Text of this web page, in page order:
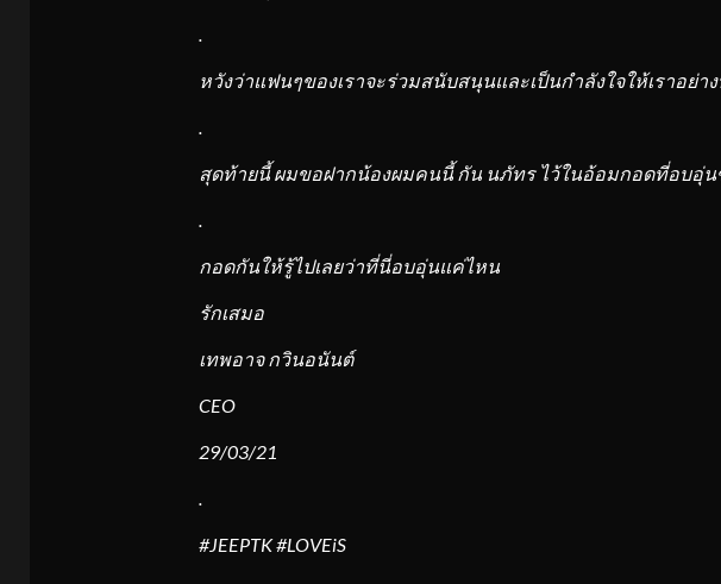
.
หวังว่าแฟนๆของเราจะร่วมสนับสนุนและเป็นกำลังใจให้เราอย่า
.
สุดท้ายนี้ ผมขอฝากน้องผมคนนี้ กัน นภัทร ไว้ในอ้อมกอดที่อบอุ่
.
กอดกันให้รู้ไปเลยว่าที่นี่อบอุ่นแค่ไหน
รักเสมอ
เทพอาจ กวินอนันต์
CEO
29/03/21
.
#JEEPTK #LOVEiS